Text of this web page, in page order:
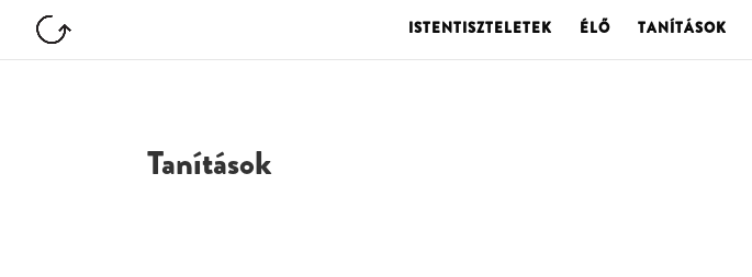
ISTENTISZTELETEK ÉLŐ TANÍTÁSOK
Tanítások